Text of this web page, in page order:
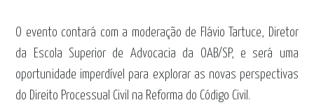
O evento contará com a moderação de Flávio Tartuce, Diretor
da Escola Superior de Advocacia da OAB/SP, e será uma
oportunidade imperdível para explorar as novas perspectivas
do Direito Processual Civil na Reforma do Código Civil.